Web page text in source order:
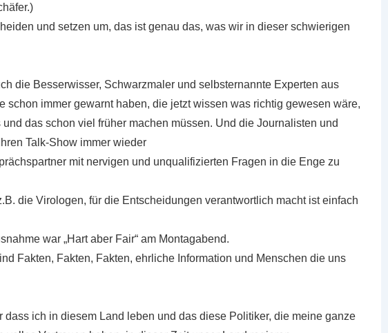
und setzen um, das ist genau das, was wir in dieser schwierigen
die Besserwisser, Schwarzmaler und selbsternannte Experten aus
schon immer gewarnt haben, die jetzt wissen was richtig gewesen wäre,
und das schon viel früher machen müssen. Und die Journalisten und
Talk-Show immer wieder
mit nervigen und unqualifizierten Fragen in die Enge zu
die Virologen, für die Entscheidungen verantwortlich macht ist einfach
war „Hart aber Fair“ am Montagabend.
Fakten, Fakten, Fakten, ehrliche Information und Menschen die uns
dass ich in diesem Land leben und das diese Politiker, die meine ganze